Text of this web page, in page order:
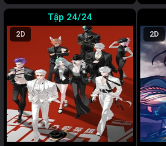
24/24
2D 2D